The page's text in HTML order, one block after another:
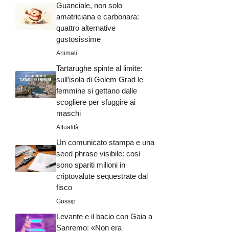
Guanciale, non solo
amatriciana e carbonara:
quattro alternative
gustosissime
Animali
Tartarughe spinte al limite:
sull’isola di Golem Grad le
femmine si gettano dalle
scogliere per sfuggire ai
maschi
Attualità
Un comunicato stampa e una
seed phrase visibile: così
sono spariti milioni in
criptovalute sequestrate dal
fisco
Gossip
Levante e il bacio con Gaia a
Sanremo: «Non era